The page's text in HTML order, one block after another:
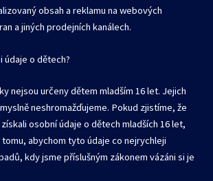
obsah a reklamu na webových
a jiných prodejních kanálech.
údaje o dětech?
nejsou určeny dětem mladším 16 let. Jejich
neshromažďujeme. Pokud zjistíme, že
osobní údaje o dětech mladších 16 let,
abychom tyto údaje co nejrychleji
kdy jsme příslušným zákonem vázáni si je